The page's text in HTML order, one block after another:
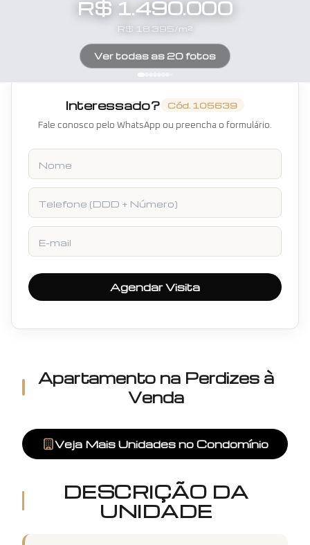
R$ 1.490.000
R$ 18.395/m²
Ver todas as 20fotos
Apartamento na Perdizes à
Venda
Veja Mais Unidades no Condomínio
DESCRIÇÃO DA
UNIDADE
Interessado? Cód. 105639
Fale conosco pelo WhatsApp ou preencha o formulário.
Nome
Telefone
E-mail
Agendar Visita